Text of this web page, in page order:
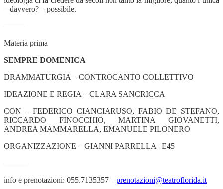
– davvero? – possibile.
——–
Materia prima
SEMPRE DOMENICA
DRAMMATURGIA – CONTROCANTO COLLETTIVO
IDEAZIONE E REGIA – CLARA SANCRICCA
CON – FEDERICO CIANCIARUSO, FABIO DE STEFANO,
RICCARDO FINOCCHIO, MARTINA GIOVANETTI,
ANDREA MAMMARELLA, EMANUELE PILONERO
ORGANIZZAZIONE – GIANNI PARRELLA | E45
———
info e prenotazioni: 055.7135357 – prenotazioni@teatroflorida.it